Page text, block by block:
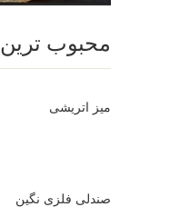
محبوب ترین
میز اتریشی
صندلی فلزی نگین